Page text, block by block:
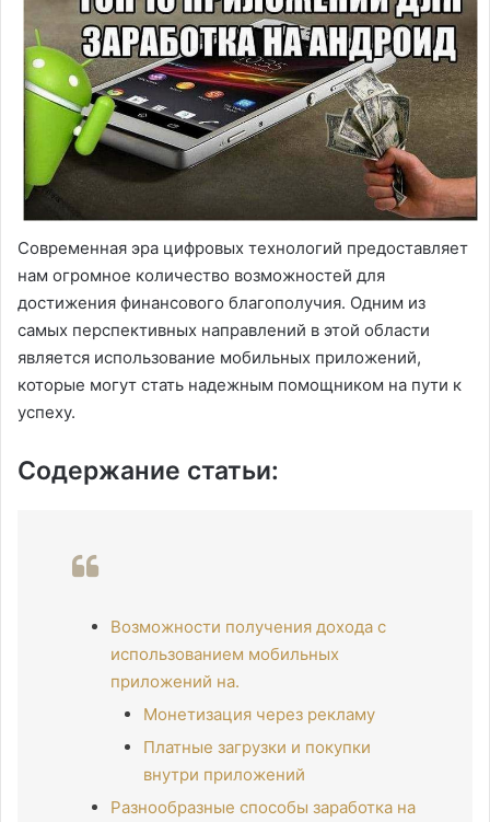
Современная эра цифровых технологий предоставляет
нам огромное количество возможностей для
достижения финансового благополучия. Одним из
самых перспективных направлений в этой области
является использование мобильных приложений,
которые могут стать надежным помощником на пути к
успеху.
Содержание статьи:
Возможности получения дохода с
использованием мобильных
приложений на.
Монетизация через рекламу
Платные загрузки и покупки
внутри приложений
Разнообразные способы заработка на